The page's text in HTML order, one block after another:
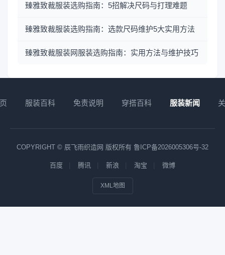
臻雅致裁服装选购指南：5招解决尺码与打理难题
臻雅致裁服装选购指南：选款尺码维护5大实用方法
臻雅致裁服装网服装选购指南：实用方法与维护技巧
服装百科 免责说明 穿搭百科 服装新闻
COPYRIGHT © 辰飞雨织造网 版权所有 鲁ICP备2026005306号-32
百度 腾讯 新浪 淘宝 微博
XML地图